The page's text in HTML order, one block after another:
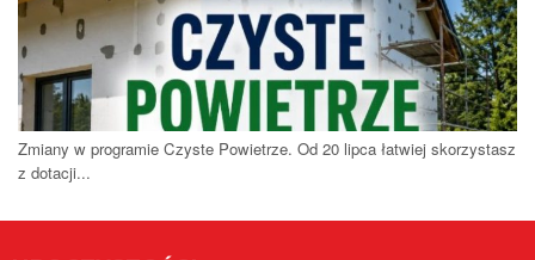
Zmiany w programie Czyste Powietrze. Od 20 lipca łatwiej skorzystasz
z dotacji...